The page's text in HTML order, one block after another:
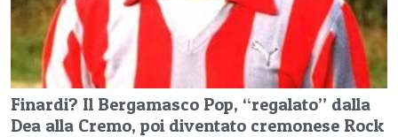
Finardi? Il Bergamasco Pop, “regalato” dalla
Dea alla Cremo, poi diventato cremonese Rock